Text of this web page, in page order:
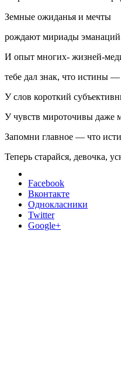
Земные ожиданья и мечты
рождают мириады
И опыт многих- жизней-
тебе дал знак, что истины
У слов короткий
У чувств мироточивы даже
Запомни главное — что
Теперь старайся, девочка,
Facebook
Вконтакте
Однокласники
Twitter
Google+